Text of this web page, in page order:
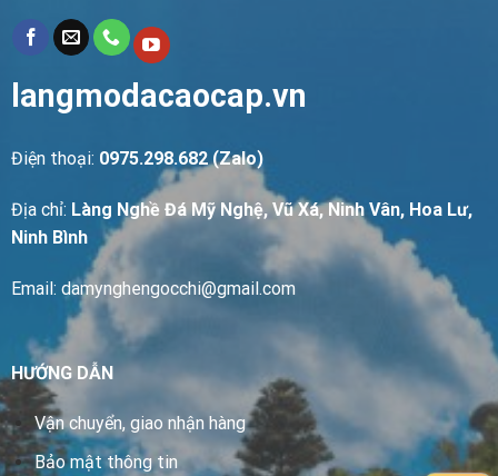
langmodacaocap.vn
Điện thoại: 0975.298.682 (Zalo)
Địa chỉ: Làng Nghề Đá Mỹ Nghệ, Vũ Xá, Ninh Vân, Hoa Lư,
Ninh Bình
Email: damynghengocchi@gmail.com
HƯỚNG DẪN
Vận chuyển, giao nhận hàng
Bảo mật thông tin